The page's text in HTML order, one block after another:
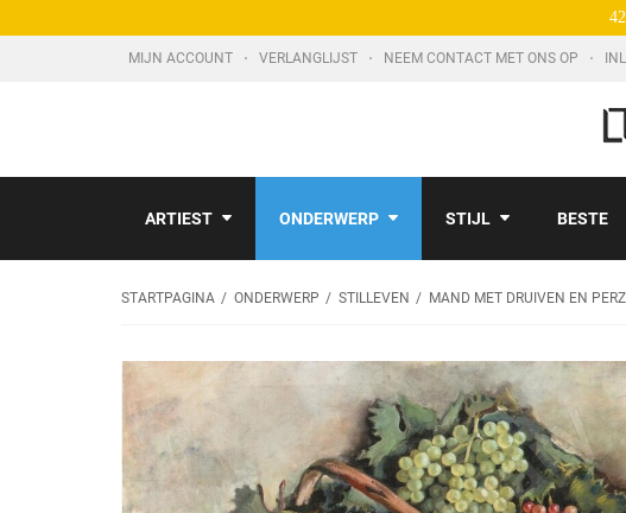
MIJN ACCOUNT VERLANGLIJST NEEM CONTACT MET ONS OP
ARTIEST ONDERWERP STIJL BESTE
STARTPAGINA ONDERWERP STILLEVEN MAND MET DRUIVEN EN